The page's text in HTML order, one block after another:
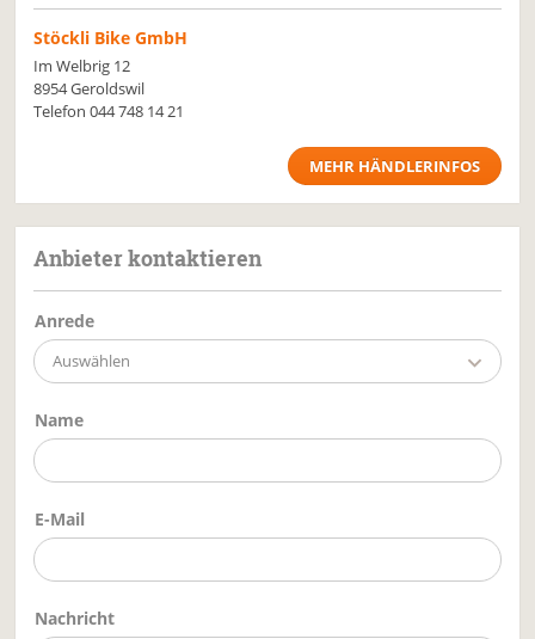
Stöckli Bike GmbH
Im Welbrig 12
8954 Geroldswil
Telefon044 748 14 21
MEHR HÄNDLERINFOS
Anbieter kontaktieren
Anrede
Auswählen
Name
E-Mail
Nachricht